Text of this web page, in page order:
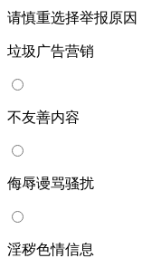
请慎重选择举报原因
垃圾广告营销
不友善内容
侮辱谩骂骚扰
淫秽色情信息